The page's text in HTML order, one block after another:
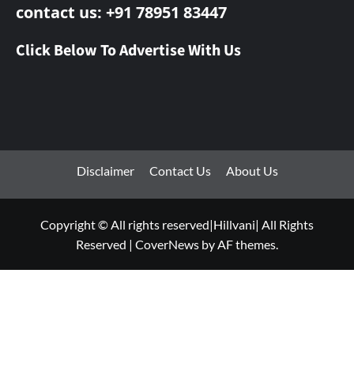
contact us: +91 78951 83447
Click Below To Advertise With Us
Disclaimer Contact Us About Us
Copyright © All rights reserved|Hillvani| All Rights
Reserved | CoverNews by AF themes.